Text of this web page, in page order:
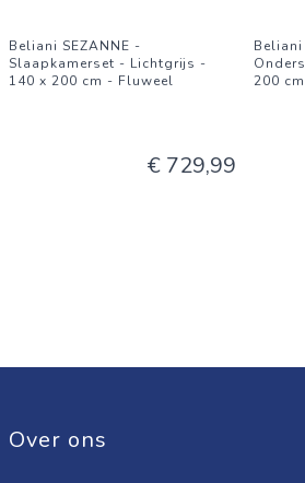
Beliani SEZANNE -
Slaapkamerset - Lichtgrijs -
140 x 200 cm - Fluweel
€ 729,99
Beliani
200
Over ons